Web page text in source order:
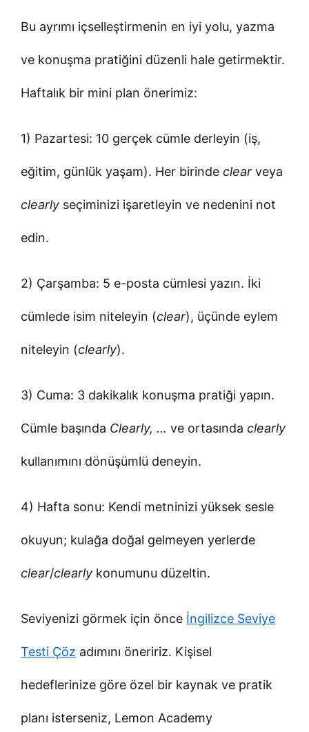
Bu ayrımı içselleştirmenin en iyi yolu, yazma
ve konuşma pratiğini düzenli hale getirmektir.
Haftalık bir mini plan önerimiz:
1) Pazartesi: 10 gerçek cümle derleyin (iş,
eğitim, günlük yaşam). Her birinde clear veya
clearly seçiminizi işaretleyin ve nedenini not
edin.
2) Çarşamba: 5 e-posta cümlesi yazın. İki
cümlede isim niteleyin (clear), üçünde eylem
niteleyin (clearly).
3) Cuma: 3 dakikalık konuşma pratiği yapın.
Cümle başında Clearly, … ve ortasında clearly
kullanımını dönüşümlü deneyin.
4) Hafta sonu: Kendi metninizi yüksek sesle
okuyun; kulağa doğal gelmeyen yerlerde
clear/clearly konumunu düzeltin.
Seviyenizi görmek için önce İngilizce Seviye
Testi Çöz adımını öneririz. Kişisel
hedeflerinize göre özel bir kaynak ve pratik
planı isterseniz, Lemon Academy